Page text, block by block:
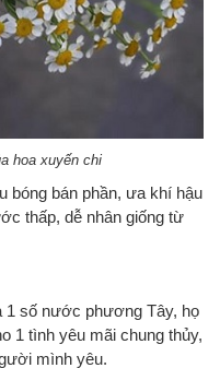
hoa xuyến chi
bóng bán phần, ưa khí hậu
thấp, dễ nhân giống từ
1 số nước phương Tây, họ
1 tình yêu mãi chung thủy,
mình yêu.